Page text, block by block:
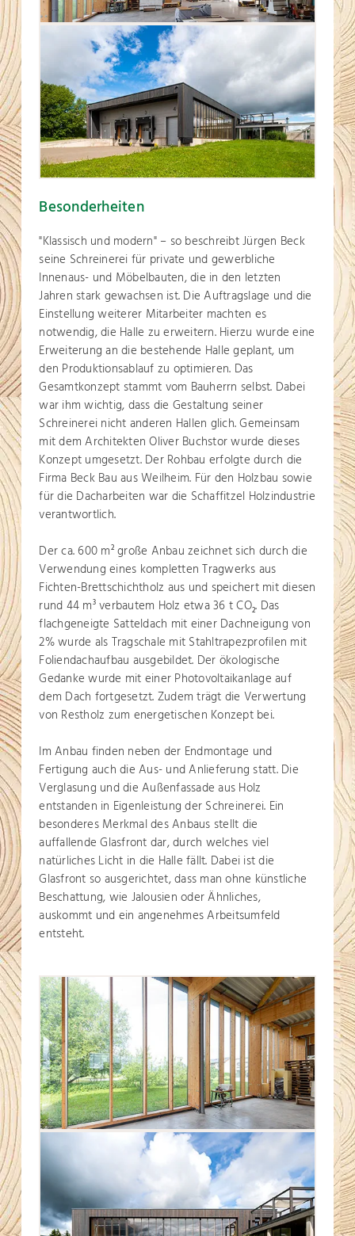
Besonderheiten
"Klassisch und modern" – so beschreibt Jürgen Beck
seine Schreinerei für private und gewerbliche
Innenaus- und Möbelbauten, die in den letzten
Jahren stark gewachsen ist. Die Auftragslage und die
Einstellung weiterer Mitarbeiter machten es
notwendig, die Halle zu erweitern. Hierzu wurde eine
Erweiterung an die bestehende Halle geplant, um
den Produktionsablauf zu optimieren. Das
Gesamtkonzept stammt vom Bauherrn selbst. Dabei
war ihm wichtig, dass die Gestaltung seiner
Schreinerei nicht anderen Hallen glich. Gemeinsam
mit dem Architekten Oliver Buchstor wurde dieses
Konzept umgesetzt. Der Rohbau erfolgte durch die
Firma Beck Bau aus Weilheim. Für den Holzbau sowie
für die Dacharbeiten war die Schaffitzel Holzindustrie
verantwortlich.
Der ca. 600 m2große Anbau zeichnet sich durch die
Verwendung eines kompletten Tragwerks aus
Fichten-Brettschichtholz aus und speichert mit diesen
rund 44 m3verbautem Holz etwa 36 t CO2. Das
flachgeneigte Satteldach mit einer Dachneigung von
2% wurde als Tragschale mit Stahltrapezprofilen mit
Foliendachaufbau ausgebildet. Der ökologische
Gedanke wurde mit einer Photovoltaikanlage auf
dem Dach fortgesetzt. Zudem trägt die Verwertung
von Restholz zum energetischen Konzept bei.
Im Anbau finden neben der Endmontage und
Fertigung auch die Aus- und Anlieferung statt. Die
Verglasung und die Außenfassade aus Holz
entstanden in Eigenleistung der Schreinerei. Ein
besonderes Merkmal des Anbaus stellt die
auffallende Glasfront dar, durch welches viel
natürliches Licht in die Halle fällt. Dabei ist die
Glasfront so ausgerichtet, dass man ohne künstliche
Beschattung, wie Jalousien oder Ähnliches,
auskommt und ein angenehmes Arbeitsumfeld
entsteht.